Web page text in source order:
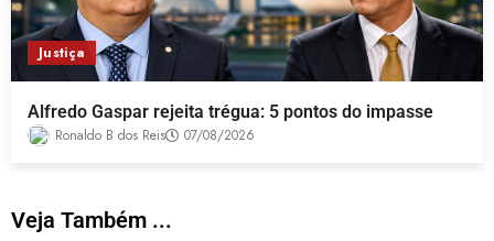
Justiça
Alfredo Gaspar rejeita trégua: 5 pontos do impasse
Ronaldo B dos Reis 07/08/2026
Veja Também ...